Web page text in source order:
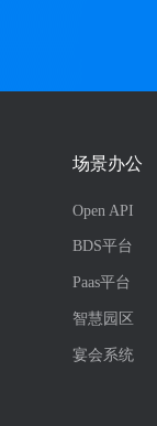
场景办公
Open API
BDS平台
Paas平台
智慧园区
宴会系统